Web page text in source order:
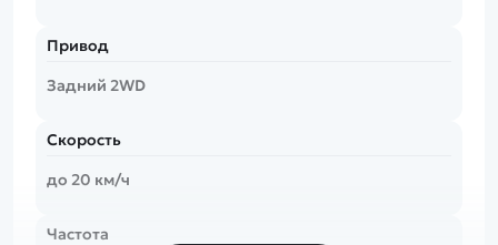
Привод
Задний 2WD
Скорость
до 20 км/ч
Частота